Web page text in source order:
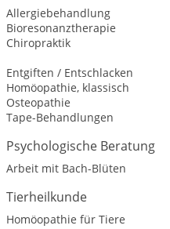
Allergiebehandlung
Bioresonanztherapie
Chiropraktik
Entgiften / Entschlacken
Homöopathie, klassisch
Osteopathie
Tape-Behandlungen
Psychologische Beratung
Arbeit mit Bach-Blüten
Tierheilkunde
Homöopathie für Tiere